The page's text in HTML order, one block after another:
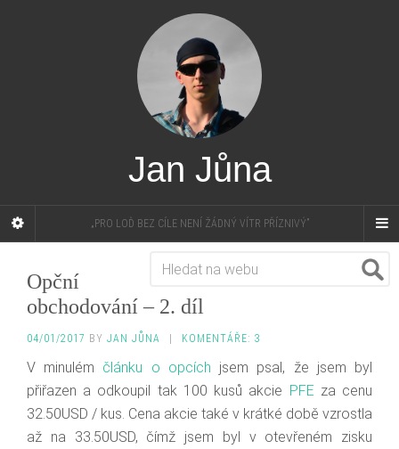
Jan Jůna
„PRO LOĎ BEZ CÍLE NENÍ ŽÁDNÝ VÍTR PŘÍZNIVÝ”
Opční
obchodování – 2. díl
04/01/2017 BY JAN JŮNA KOMENTÁŘE: 3
V minulém článku o opcích jsem psal, že jsem byl
přiřazen a odkoupil tak 100 kusů akcie PFE za cenu
32.50USD / kus. Cena akcie také v krátké době vzrostla
až na 33.50USD, čímž jsem byl v otevřeném zisku